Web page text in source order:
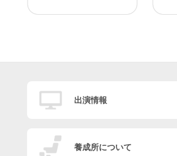
出演情報
養成所について